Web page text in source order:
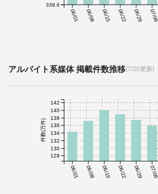
06/01 06/08 06/15 06/22 06/29 07/06
339.6
アルバイト系媒体 掲載件数推移(7/20更新)
06/01 06/08 06/15 06/22 06/29 07/06
件数(万件)
128
130
132
134
136
138
140
142